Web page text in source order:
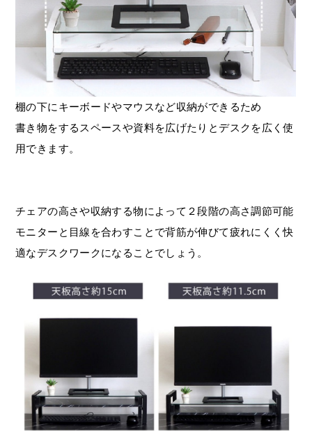
棚の下にキーボードやマウスなど収納ができるため
書き物をするスペースや資料を広げたりとデスクを広く使
用できます。
チェアの高さや収納する物によって２段階の高さ調節可能
モニターと目線を合わすことで背筋が伸びて疲れにくく快
適なデスクワークになることでしょう。